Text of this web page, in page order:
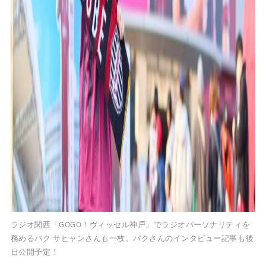
ラジオ関西「GOGO！ヴィッセル神戸」でラジオパーソナリティを
務めるパク サヒャンさんも一枚。パクさんのインタビュー記事も後
日公開予定！